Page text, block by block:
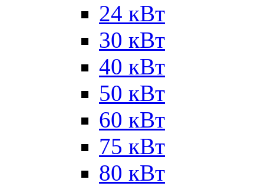
24 кВт
30 кВт
40 кВт
50 кВт
60 кВт
75 кВт
80 кВт